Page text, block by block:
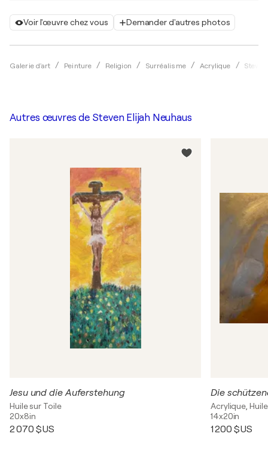
Voir l'œuvre chez vous Demander d'autres photos
Galerie d'art Peinture Religion Surréalisme Acrylique
Autres œuvres de Steven Elijah Neuhaus
Jesu und die Auferstehung
Huile sur Toile
20x8in
2 070 $US
Die
Acrylique,
14x20in
1 200 $US